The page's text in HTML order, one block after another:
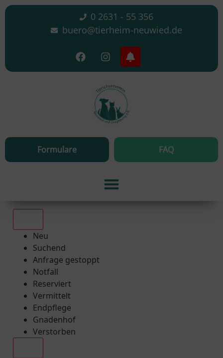
0 2631 - 55 356
buero@tierheim-neuwied.de
Formulare FAQ
Neu
Suchend
Anfrage gestoppt
Notfall
Reserviert
Vermittelt
Endpflege
Gnadenhof
Verstorben